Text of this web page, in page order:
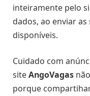
inteiramente pelo
dados, ao enviar
disponíveis.
Cuidado com
siteAngoVagas
porque